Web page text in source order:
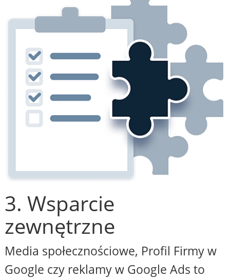
3. Wsparcie
zewnętrzne
Media społecznościowe, Profil Firmy w
Google czy reklamy w Google Ads to